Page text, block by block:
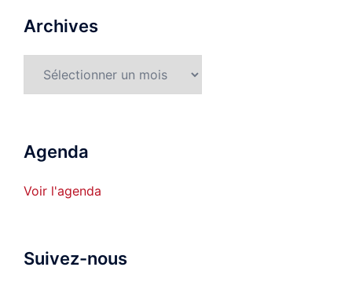
Archives
Agenda
Voir l'agenda
Suivez-nous